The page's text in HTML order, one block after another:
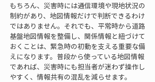
もちろん、災害時には通信環境や現地状況の
制約があり、地図情報だけで判断できるわけ
ではありません。それでも、平常時から道路
基盤地図情報を整備し、関係情報と紐づけて
おくことは、緊急時の初動を支える重要な備
えになります。普段から使っている地図情報
であれば、災害時にも担当者が迷わず操作し
やすく、情報共有の混乱を減らせます。